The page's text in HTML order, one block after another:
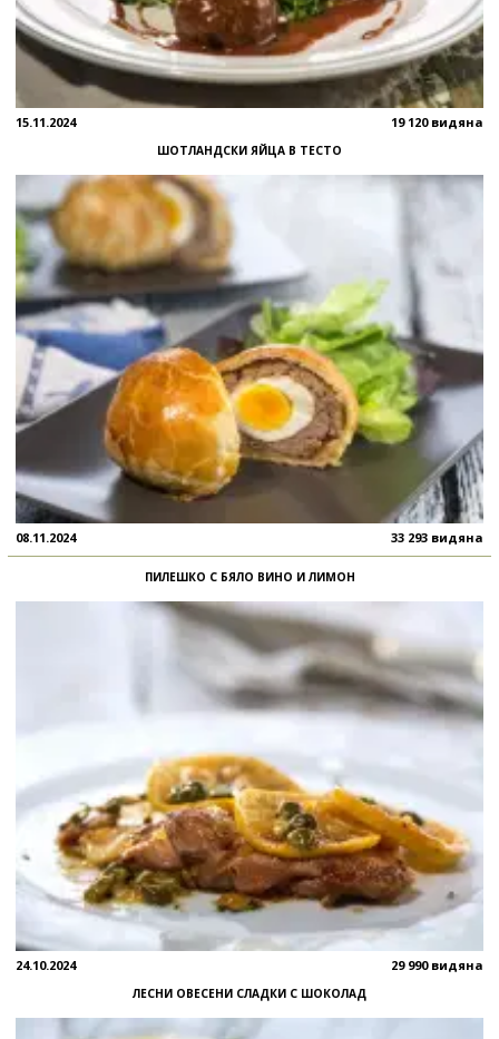
15.11.2024 19 120 видяна
ШОТЛАНДСКИ ЯЙЦА В ТЕСТО
08.11.2024 33 293 видяна
ПИЛЕШКО С БЯЛО ВИНО И ЛИМОН
24.10.2024 29 990 видяна
ЛЕСНИ ОВЕСЕНИ СЛАДКИ С ШОКОЛАД